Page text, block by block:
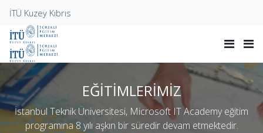
İTÜ Kuzey Kıbrıs
EĞİTİMLERİMİZ
İstanbul Teknik Üniversitesi, Microsoft IT Academy eğitim
programına 8 yılı aşkın bir süredir devam etmektedir.